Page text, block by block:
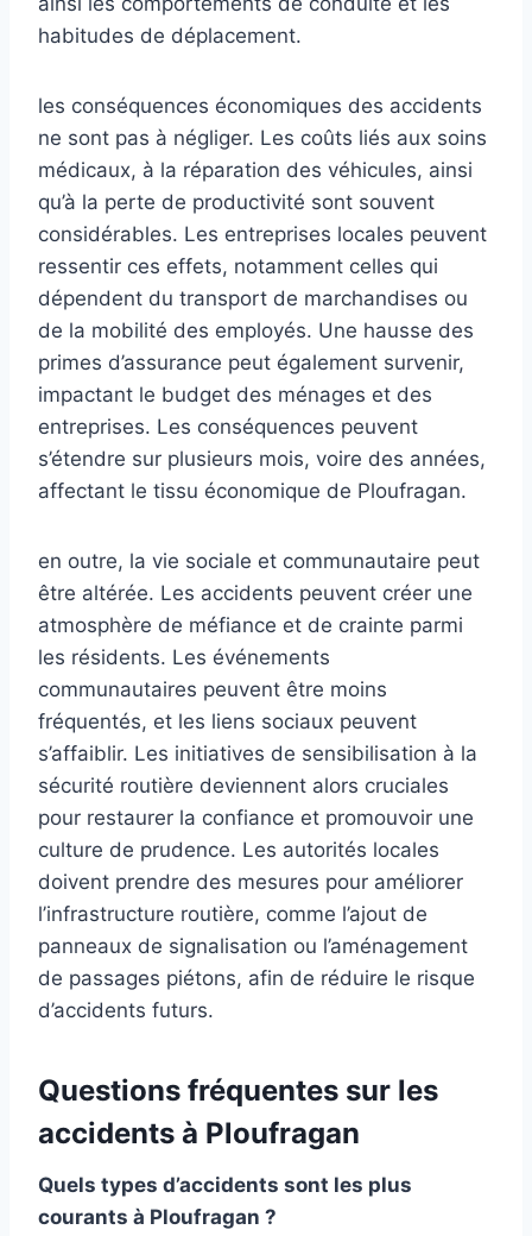
habitudes de déplacement.
les conséquences économiques des accidents
ne sont pas à négliger. Les coûts liés aux soins
médicaux, à la réparation des véhicules, ainsi
qu’à la perte de productivité sont souvent
considérables. Les entreprises locales peuvent
ressentir ces effets, notamment celles qui
dépendent du transport de marchandises ou
de la mobilité des employés. Une hausse des
primes d’assurance peut également survenir,
impactant le budget des ménages et des
entreprises. Les conséquences peuvent
s’étendre sur plusieurs mois, voire des années,
affectant le tissu économique de Ploufragan.
en outre, la vie sociale et communautaire peut
être altérée. Les accidents peuvent créer une
atmosphère de méfiance et de crainte parmi
les résidents. Les événements
communautaires peuvent être moins
fréquentés, et les liens sociaux peuvent
s’affaiblir. Les initiatives de sensibilisation à la
sécurité routière deviennent alors cruciales
pour restaurer la confiance et promouvoir une
culture de prudence. Les autorités locales
doivent prendre des mesures pour améliorer
l’infrastructure routière, comme l’ajout de
panneaux de signalisation ou l’aménagement
de passages piétons, afin de réduire le risque
d’accidents futurs.
Questions fréquentes sur les
accidents à Ploufragan
Quels types d’accidents sont les plus
courants à Ploufragan ?